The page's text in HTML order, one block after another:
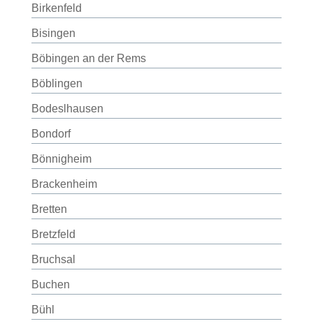
Birkenfeld
Bisingen
Böbingen an der Rems
Böblingen
Bodeslhausen
Bondorf
Bönnigheim
Brackenheim
Bretten
Bretzfeld
Bruchsal
Buchen
Bühl